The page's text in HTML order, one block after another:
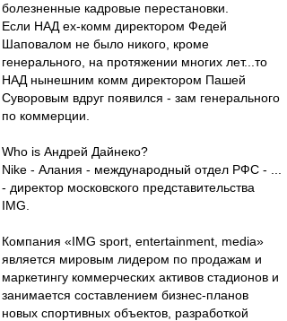
болезненные кадровые перестановки.
Если НАД ex-комм директором Федей
Шаповалом не было никого, кроме
генерального, на протяжении многих лет...то
НАД нынешним комм директором Пашей
Суворовым вдруг появился - зам генерального
по коммерции.
Who is Андрей Дайнеко?
Nike - Алания - международный отдел РФС - ...
- директор московского представительства
IMG.
Компания «IMG sport, entertainment, media»
является мировым лидером по продажам и
маркетингу коммерческих активов стадионов и
занимается составлением бизнес-планов
новых спортивных объектов, разработкой